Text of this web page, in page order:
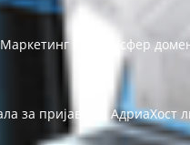
Трансфер
за пријаву на АдриаХост